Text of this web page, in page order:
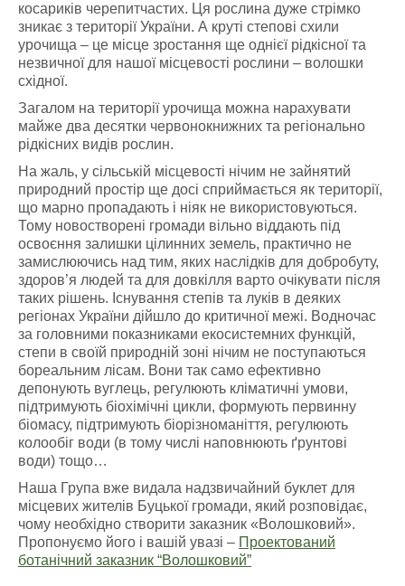
косариків черепитчастих. Ця рослина дуже стрімко
зникає з території України. А круті степові схили
урочища – це місце зростання ще однієї рідкісної та
незвичної для нашої місцевості рослини – волошки
східної.
Загалом на території урочища можна нарахувати
майже два десятки червонокнижних та регіонально
рідкісних видів рослин.
На жаль, у сільській місцевості нічим не зайнятий
природний простір ще досі сприймається як території,
що марно пропадають і ніяк не використовуються.
Тому новостворені громади вільно віддають під
освоєння залишки цілинних земель, практично не
замислюючись над тим, яких наслідків для добробуту,
здоров’я людей та для довкілля варто очікувати після
таких рішень. Існування степів та луків в деяких
регіонах України дійшло до критичної межі. Водночас
за головними показниками екосистемних функцій,
степи в своїй природній зоні нічим не поступаються
бореальним лісам. Вони так само ефективно
депонують вуглець, регулюють кліматичні умови,
підтримують біохімічні цикли, формують первинну
біомасу, підтримують біорізноманіття, регулюють
колообіг води (в тому числі наповнюють ґрунтові
води) тощо…
Наша Група вже видала надзвичайний буклет для
місцевих жителів Буцької громади, який розповідає,
чому необхідно створити заказник «Волошковий».
Пропонуємо його і вашій увазі – Проектований
ботанічний заказник “Волошковий”